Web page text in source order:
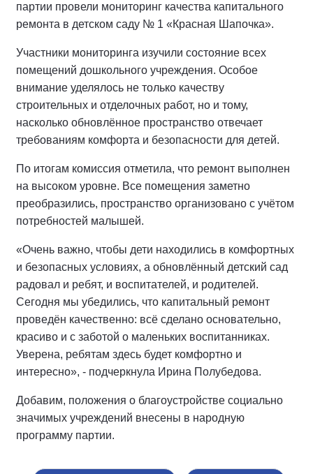
партии провели мониторинг качества капитального
ремонта в детском саду № 1 «Красная Шапочка».
Участники мониторинга изучили состояние всех
помещений дошкольного учреждения. Особое
внимание уделялось не только качеству
строительных и отделочных работ, но и тому,
насколько обновлённое пространство отвечает
требованиям комфорта и безопасности для детей.
По итогам комиссия отметила, что ремонт выполнен
на высоком уровне. Все помещения заметно
преобразились, пространство организовано с учётом
потребностей малышей.
«Очень важно, чтобы дети находились в комфортных
и безопасных условиях, а обновлённый детский сад
радовал и ребят, и воспитателей, и родителей.
Сегодня мы убедились, что капитальный ремонт
проведён качественно: всё сделано основательно,
красиво и с заботой о маленьких воспитанниках.
Уверена, ребятам здесь будет комфортно и
интересно», - подчеркнула Ирина Полубедова.
Добавим, положения о благоустройстве социально
значимых учреждений внесены в народную
программу партии.